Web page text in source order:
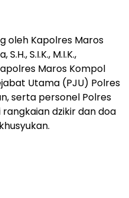
oleh Kapolres Maros
S.I.K., M.I.K.,
Maros Kompol
Utama (PJU) Polres
serta personel Polres
dzikir dan doa